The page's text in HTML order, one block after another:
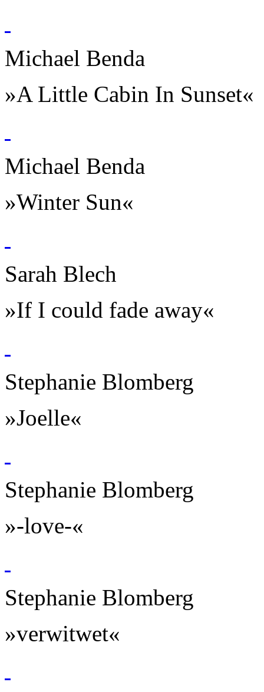
Michael Benda
»A Little Cabin In Sunset«
Michael Benda
»Winter Sun«
Sarah Blech
»If I could fade away«
Stephanie Blomberg
»Joelle«
Stephanie Blomberg
»-love-«
Stephanie Blomberg
»verwitwet«